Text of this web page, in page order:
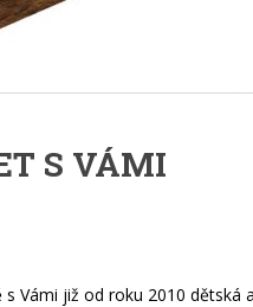
S VÁMI
s Vámi již od roku 2010